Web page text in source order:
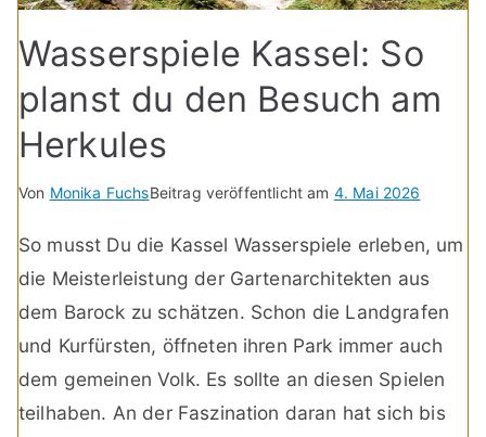
Wasserspiele Kassel: So
planst du den Besuch am
Herkules
Von Monika FuchsBeitrag veröffentlicht am 4. Mai 2026
So musst Du die Kassel Wasserspiele erleben, um
die Meisterleistung der Gartenarchitekten aus
dem Barock zu schätzen. Schon die Landgrafen
und Kurfürsten, öffneten ihren Park immer auch
dem gemeinen Volk. Es sollte an diesen Spielen
teilhaben. An der Faszination daran hat sich bis